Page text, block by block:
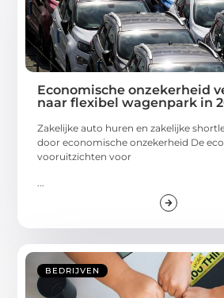
Economische onzekerheid
naar flexibel wagenpark in
Zakelijke auto huren en zakelijke
door economische onzekerheid De
vooruitzichten voor
BEDRIJVEN